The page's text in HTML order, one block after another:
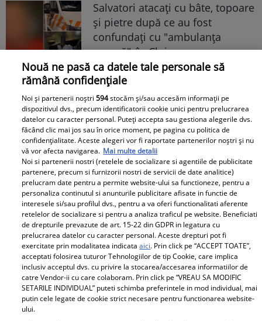
Salvatori atacaţi cu bâte, topoare
şi pietre după ce au fost
confundaţi cu "ambulanţa
neagră", în Cluj
Libertatea pentru Femei
ULTIMA ORĂ! Încă un
afacerist cunoscut a
plecat fulgerător! Fost
acționar TV la una
dintre cele mai
cunoscute televiziuni
România, mort la doar
60 de ani!
Gata, nu se mai ascund,
e cuplul momentului în
România! A ieșit soarele
și pe strada ei, iar lui i-a
pus Dumnezeu mâna în
cap! Felicitări, să fiți
fericiți! Că frumoși
sunteți!
Nouă ne pasă ca datele tale personale să
rămână confidențiale
Noi și partenerii noștri594stocăm și/sau accesăm informații pe
dispozitivul dvs., precum identificatorii cookie unici pentru prelucrarea
datelor cu caracter personal. Puteți accepta sau gestiona alegerile dvs.
făcând clic mai jos sau în orice moment, pe pagina cu politica de
confidențialitate. Aceste alegeri vor fi raportate partenerilor noștri și nu
vă vor afecta navigarea. Mai multe detalii
Noi si partenerii nostri (retelele de socializare si agentiile de publicitate
partenere, precum si furnizorii nostri de servicii de date analitice)
prelucram date pentru a permite website-ului sa functioneze, pentru a
personaliza continutul si anunturile publicitare afisate in functie de
interesele si/sau profilul dvs., pentru a va oferi functionalitati aferente
retelelor de socializare si pentru a analiza traficul pe website. Beneficiati
de drepturile prevazute de art. 15-22 din GDPR in legatura cu
prelucrarea datelor cu caracter personal. Aceste drepturi pot fi
exercitate prin modalitatea indicataaici. Prin click pe “ACCEPT TOATE”,
acceptati folosirea tuturor Tehnologiilor de tip Cookie, care implica
inclusiv acceptul dvs. cu privire la stocarea/accesarea informatiilor de
catre Vendor-ii cu care colaboram. Prin click pe “VREAU SA MODIFIC
SETARILE INDIVIDUAL” puteti schimba preferintele in mod individual, mai
putin cele legate de cookie strict necesare pentru functionarea website-
ului.